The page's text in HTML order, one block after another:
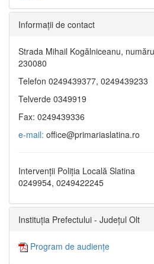
Informaţii de contact
Strada Mihail Kogălniceanu,
230080
Telefon 0249439377, 0249439233
Telverde 0349919
Fax: 0249439336
e-mail: office@primariaslatina.ro
Intervenții Poliția Locală Slatina
0249954, 0249422245
Instituția Prefectului - Județul Olt
Program de audiențe